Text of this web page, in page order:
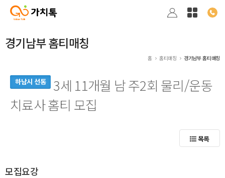
경기남부 홈티매칭
홈 홈티매칭 경기남부 홈티매칭
하남시 선동
3세 11개월 남 주2회 물리/운동
치료사 홈티 모집
목록
모집요강